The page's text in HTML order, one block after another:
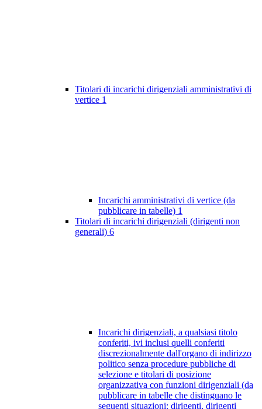
Titolari di incarichi dirigenziali amministrativi di
vertice 1
Incarichi amministrativi di vertice (da
pubblicare in tabelle) 1
Titolari di incarichi dirigenziali (dirigenti non
generali) 6
Incarichi dirigenziali, a qualsiasi titolo
conferiti, ivi inclusi quelli conferiti
discrezionalmente dall'organo di indirizzo
politico senza procedure pubbliche di
selezione e titolari di posizione
organizzativa con funzioni dirigenziali (da
pubblicare in tabelle che distinguano le
seguenti situazioni: dirigenti, dirigenti